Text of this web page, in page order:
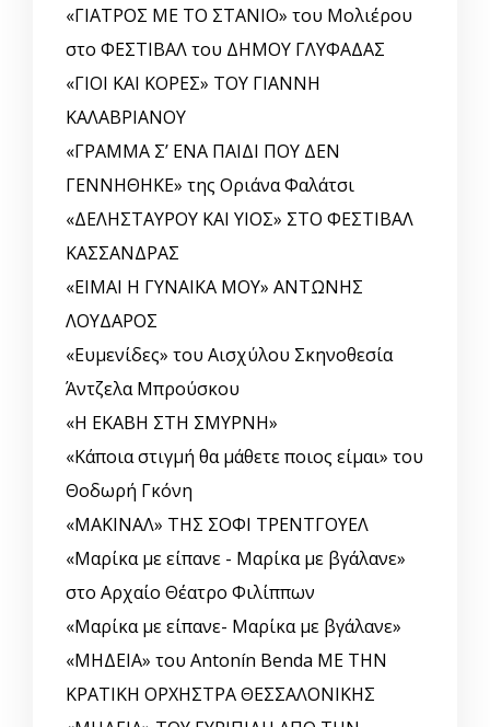
«ΓΙΑΤΡΟΣ ΜΕ ΤΟ ΣΤΑΝΙΟ» του Μολιέρου
στο ΦΕΣΤΙΒΑΛ του ΔΗΜΟΥ ΓΛΥΦΑΔΑΣ
«ΓΙΟΙ ΚΑΙ ΚΟΡΕΣ» ΤΟΥ ΓΙΑΝΝΗ
ΚΑΛΑΒΡΙΑΝΟΥ
«ΓΡΑΜΜΑ Σ’ ΕΝΑ ΠΑΙΔΙ ΠΟΥ ΔΕΝ
ΓΕΝΝΗΘΗΚΕ» της Οριάνα Φαλάτσι
«ΔΕΛΗΣΤΑΥΡΟΥ ΚΑΙ ΥΙΟΣ» ΣΤΟ ΦΕΣΤΙΒΑΛ
ΚΑΣΣΑΝΔΡΑΣ
«ΕΙΜΑΙ Η ΓΥΝΑΙΚΑ ΜΟΥ» ΑΝΤΩΝΗΣ
ΛΟΥΔΑΡΟΣ
«Ευμενίδες» του Αισχύλου Σκηνοθεσία
Άντζελα Μπρούσκου
«Η ΕΚΑΒΗ ΣΤΗ ΣΜΥΡΝΗ»
«Κάποια στιγμή θα μάθετε ποιος είμαι» του
Θοδωρή Γκόνη
«ΜΑΚΙΝΑΛ» ΤΗΣ ΣΟΦΙ ΤΡΕΝΤΓΟΥΕΛ
«Μαρίκα με είπανε - Μαρίκα με βγάλανε»
στο Αρχαίο Θέατρο Φιλίππων
«Μαρίκα με είπανε- Μαρίκα με βγάλανε»
«ΜΗΔΕΙΑ» του Antonín Benda ΜΕ ΤΗΝ
ΚΡΑΤΙΚΗ ΟΡΧΗΣΤΡΑ ΘΕΣΣΑΛΟΝΙΚΗΣ